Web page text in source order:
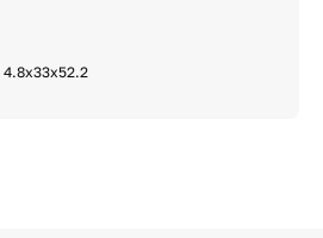
4.8х33х52.2